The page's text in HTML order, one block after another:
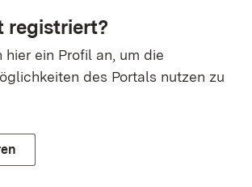
registriert?
hier ein Profil an, um die
des Portals nutzen zu